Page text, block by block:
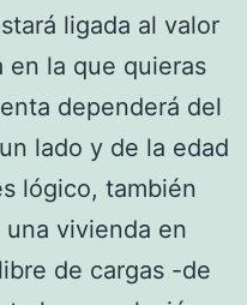
ligada al valor
en la que quieras
dependerá del
lado y de la edad
lógico, también
vivienda en
de cargas -de